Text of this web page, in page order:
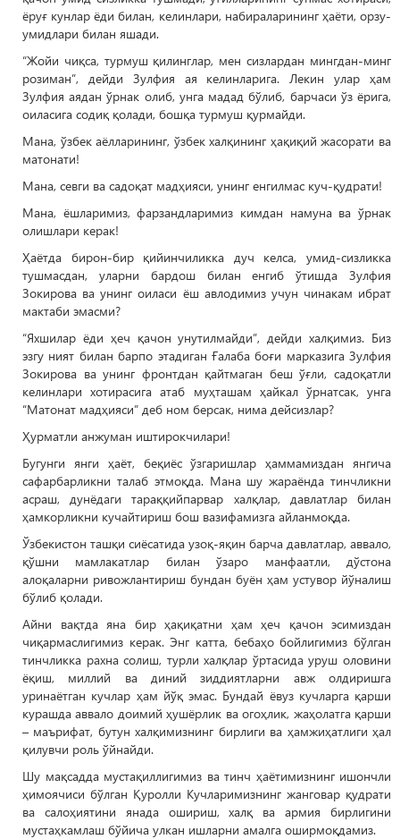
ёруғ кунлар ёди билан, келинлари, набираларининг ҳаёти, орзу-
умидлари билан яшади.
“Жойи чиқса, турмуш қилинглар, мен сизлардан мингдан-минг
розиман”, дейди Зулфия ая келинларига. Лекин улар ҳам
Зулфия аядан ўрнак олиб, унга мадад бўлиб, барчаси ўз ёрига,
оиласига содиқ қолади, бошқа турмуш қурмайди.
Мана, ўзбек аёлларининг, ўзбек халқининг ҳақиқий жасорати ва
матонати!
Мана, севги ва садоқат мадҳияси, унинг енгилмас куч-қудрати!
Мана, ёшларимиз, фарзандларимиз кимдан намуна ва ўрнак
олишлари керак!
Ҳаётда бирон-бир қийинчиликка дуч келса, умид-сизликка
тушмасдан, уларни бардош билан енгиб ўтишда Зулфия
Зокирова ва унинг оиласи ёш авлодимиз учун чинакам ибрат
мактаби эмасми?
“Яхшилар ёди ҳеч қачон унутилмайди”, дейди халқимиз. Биз
эзгу ният билан барпо этадиган Ғалаба боғи марказига Зулфия
Зокирова ва унинг фронтдан қайтмаган беш ўғли, садоқатли
келинлари хотирасига атаб муҳташам ҳайкал ўрнатсак, унга
“Матонат мадҳияси” деб ном берсак, нима дейсизлар?
Ҳурматли анжуман иштирокчилари!
Бугунги янги ҳаёт, беқиёс ўзгаришлар ҳаммамиздан янгича
сафарбарликни талаб этмоқда. Мана шу жараёнда тинчликни
асраш, дунёдаги тараққийпарвар халқлар, давлатлар билан
ҳамкорликни кучайтириш бош вазифамизга айланмоқда.
Ўзбекистон ташқи сиёсатида узоқ-яқин барча давлатлар, аввало,
қўшни мамлакатлар билан ўзаро манфаатли, дўстона
алоқаларни ривожлантириш бундан буён ҳам устувор йўналиш
бўлиб қолади.
Айни вақтда яна бир ҳақиқатни ҳам ҳеч қачон эсимиздан
чиқармаслигимиз керак. Энг катта, бебаҳо бойлигимиз бўлган
тинчликка рахна солиш, турли халқлар ўртасида уруш оловини
ёқиш, миллий ва диний зиддиятларни авж олдиришга
уринаётган кучлар ҳам йўқ эмас. Бундай ёвуз кучларга қарши
курашда аввало доимий ҳушёрлик ва огоҳлик, жаҳолатга қарши
– маърифат, бутун халқимизнинг бирлиги ва ҳамжиҳатлиги ҳал
қилувчи роль ўйнайди.
Шу мақсадда мустақиллигимиз ва тинч ҳаётимизнинг ишончли
ҳимоячиси бўлган Қуролли Кучларимизнинг жанговар қудрати
ва салоҳиятини янада ошириш, халқ ва армия бирлигини
мустаҳкамлаш бўйича улкан ишларни амалга оширмоқдамиз.